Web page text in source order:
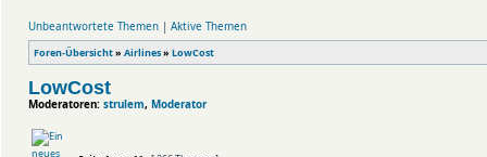
Unbeantwortete Themen | Aktive Themen
Foren-Übersicht» Airlines» LowCost
LowCost
Moderatoren: strulem, Moderator